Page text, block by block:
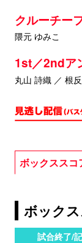
クルーチー
隈元 ゆみこ
1st／2ndア
丸山 詩織 ／ 根
ボックススコ
ボック
試合終了/